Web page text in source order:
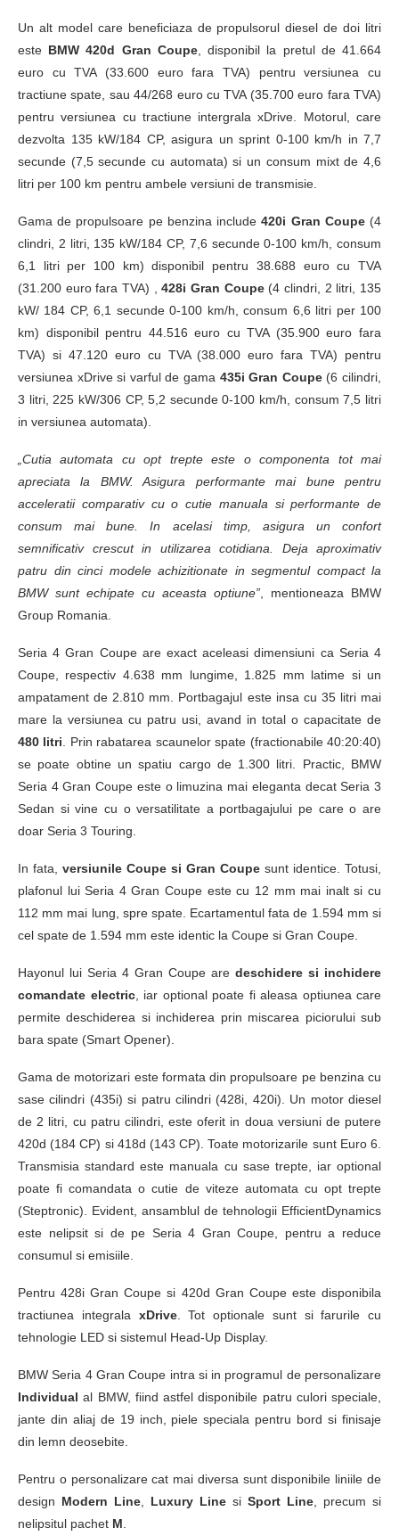
Un alt model care beneficiaza de propulsorul diesel de doi litri
este BMW 420d Gran Coupe, disponibil la pretul de 41.664
euro cu TVA (33.600 euro fara TVA) pentru versiunea cu
tractiune spate, sau 44/268 euro cu TVA (35.700 euro fara TVA)
pentru versiunea cu tractiune intergrala xDrive. Motorul, care
dezvolta 135 kW/184 CP, asigura un sprint 0-100 km/h in 7,7
secunde (7,5 secunde cu automata) si un consum mixt de 4,6
litri per 100 km pentru ambele versiuni de transmisie.
Gama de propulsoare pe benzina include420i Gran Coupe(4
clindri, 2 litri, 135 kW/184 CP, 7,6 secunde 0-100 km/h, consum
6,1 litri per 100 km) disponibil pentru 38.688 euro cu TVA
(31.200 euro fara TVA) ,428i Gran Coupe(4 clindri, 2 litri, 135
kW/ 184 CP, 6,1 secunde 0-100 km/h, consum 6,6 litri per 100
km) disponibil pentru 44.516 euro cu TVA (35.900 euro fara
TVA) si 47.120 euro cu TVA (38.000 euro fara TVA) pentru
versiunea xDrive si varful de gama 435i Gran Coupe(6 cilindri,
3 litri, 225 kW/306 CP, 5,2 secunde 0-100 km/h, consum 7,5 litri
in versiunea automata).
„Cutia automata cu opt trepte este o componenta tot mai
apreciata la BMW. Asigura performante mai bune pentru
acceleratii comparativ cu o cutie manuala si performante de
consum mai bune. In acelasi timp, asigura un confort
semnificativ crescut in utilizarea cotidiana. Deja aproximativ
patru din cinci modele achizitionate in segmentul compact la
BMW sunt echipate cu aceasta optiune” , mentioneaza BMW
Group Romania.
Seria 4 Gran Coupe are exact aceleasi dimensiuni ca Seria 4
Coupe, respectiv 4.638 mm lungime, 1.825 mm latime si un
ampatament de 2.810 mm. Portbagajul este insa cu 35 litri mai
mare la versiunea cu patru usi, avand in total o capacitate de
480 litri . Prin rabatarea scaunelor spate (fractionabile 40:20:40)
se poate obtine un spatiu cargo de 1.300 litri. Practic, BMW
Seria 4 Gran Coupe este o limuzina mai eleganta decat Seria 3
Sedan si vine cu o versatilitate a portbagajului pe care o are
doar Seria 3 Touring.
In fata, versiunile Coupe si Gran Coupe sunt identice. Totusi,
plafonul lui Seria 4 Gran Coupe este cu 12 mm mai inalt si cu
112 mm mai lung, spre spate. Ecartamentul fata de 1.594 mm si
cel spate de 1.594 mm este identic la Coupe si Gran Coupe.
Hayonul lui Seria 4 Gran Coupe are deschidere si inchidere
comandate electric, iar optional poate fi aleasa optiunea care
permite deschiderea si inchiderea prin miscarea piciorului sub
bara spate (Smart Opener).
Gama de motorizari este formata din propulsoare pe benzina cu
sase cilindri (435i) si patru cilindri (428i, 420i). Un motor diesel
de 2 litri, cu patru cilindri, este oferit in doua versiuni de putere
420d (184 CP) si 418d (143 CP). Toate motorizarile sunt Euro 6.
Transmisia standard este manuala cu sase trepte, iar optional
poate fi comandata o cutie de viteze automata cu opt trepte
(Steptronic). Evident, ansamblul de tehnologii EfficientDynamics
este nelipsit si de pe Seria 4 Gran Coupe, pentru a reduce
consumul si emisiile.
Pentru 428i Gran Coupe si 420d Gran Coupe este disponibila
tractiunea integrala xDrive. Tot optionale sunt si farurile cu
tehnologie LED si sistemul Head-Up Display.
BMW Seria 4 Gran Coupe intra si in programul de personalizare
Individual al BMW, fiind astfel disponibile patru culori speciale,
jante din aliaj de 19 inch, piele speciala pentru bord si finisaje
din lemn deosebite.
Pentru o personalizare cat mai diversa sunt disponibile liniile de
design Modern Line Luxury Line si Sport Line , precum si
nelipsitul pachet M